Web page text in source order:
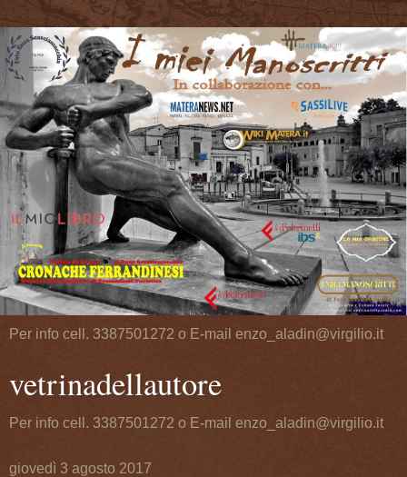
Per info cell. 3387501272 o E-mail enzo_aladin@virgilio.it
vetrinadellautore
Per info cell. 3387501272 o E-mail enzo_aladin@virgilio.it
giovedì 3 agosto 2017